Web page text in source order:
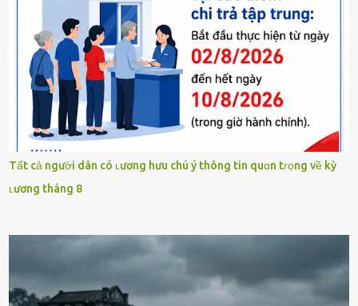
Tất cả người dân có ʟương hưu chú ý thông tin quɑn tɾọng về kỳ
ʟương tháng 8